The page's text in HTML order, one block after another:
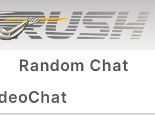
Random Chat